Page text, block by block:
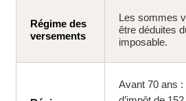
Régime des
versements
Les sommes
être déduites
imposable.
Avant 70 ans :